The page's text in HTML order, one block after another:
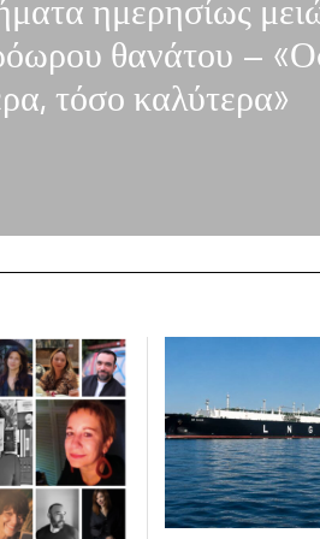
ημερησίως
θανάτου –
τόσο καλύτερα»